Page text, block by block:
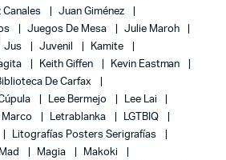
Canales
Juan Giménez
Juegos De Mesa
Julie Maroh
Jus Juvenil
Kamite
Keith Giffen
Kevin Eastman
De Carfax
Lee Bermejo
Lee Lai
Marco Letrablanka
LGTBIQ
Litografías Posters Serigrafías
Mad Magia
Makoki